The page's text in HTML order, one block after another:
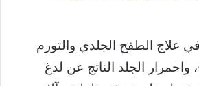
علاج الطفح الجلدي والتورم
واحمرار الجلد الناتج عن لدغ